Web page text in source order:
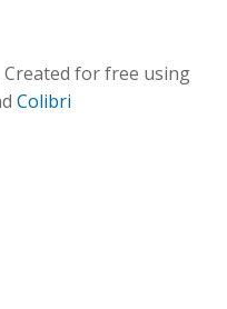
for free using
Colibri